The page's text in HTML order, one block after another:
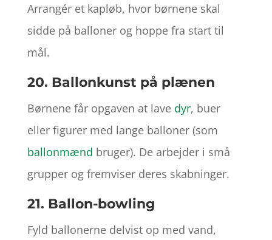
Arrangér et kapløb, hvor børnene skal
sidde på balloner og hoppe fra start til
mål.
20. Ballonkunst på plænen
Børnene får opgaven at lave dyr, buer
eller figurer med lange balloner (som
ballonmænd bruger). De arbejder i små
grupper og fremviser deres skabninger.
21. Ballon-bowling
Fyld ballonerne delvist op med vand,